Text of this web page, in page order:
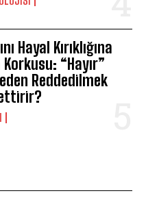
Hayal Kırıklığına
“Hayır”
Reddedilmek